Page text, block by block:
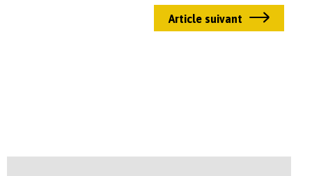
Article suivant